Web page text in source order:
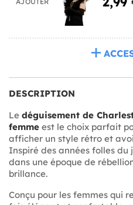
DESCRIPTION
Le déguisement de
femme est le choix parfait
afficher un style rétro et
Inspiré des années folles du
dans une époque de
brillance.
Conçu pour les femmes qui